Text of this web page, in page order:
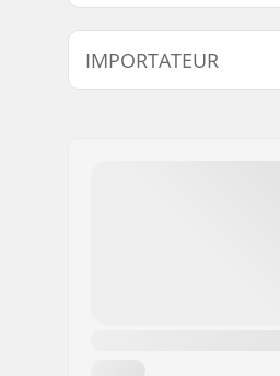
Type de compression:
IMPORTATEUR